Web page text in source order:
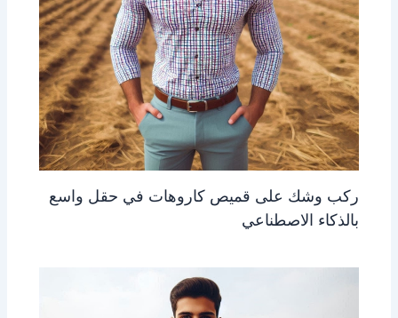
ركب وشك على قميص كاروهات في حقل واسع
بالذكاء الاصطناعي